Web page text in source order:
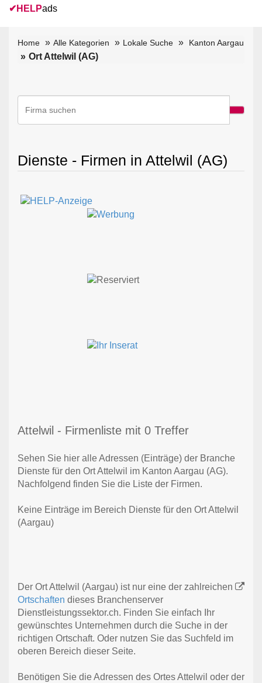
✔ HELPads
Home Alle Kategorien Lokale Suche Kanton Aargau
Ort Attelwil (AG)
Dienste - Firmen in Attelwil (AG)
Attelwil - Firmenliste mit 0 Treffer
Sehen Sie hier alle Adressen (Einträge) der Branche
Dienste für den Ort Attelwil im Kanton Aargau (AG).
Nachfolgend finden Sie die Liste der Firmen.
Keine Einträge im Bereich Dienste für den Ort Attelwil
(Aargau)
Der Ort Attelwil (Aargau) ist nur eine der zahlreichen
Ortschaften dieses Branchenserver
Dienstleistungssektor.ch. Finden Sie einfach Ihr
gewünschtes Unternehmen durch die Suche in der
richtigen Ortschaft. Oder nutzen Sie das Suchfeld im
oberen Bereich dieser Seite.
Benötigen Sie die Adressen des Ortes Attelwil oder der